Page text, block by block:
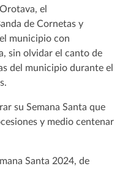
el
de Cornetas y
municipio con
sin olvidar el canto de
del municipio durante el
su Semana Santa que
y medio centenar
Santa 2024, de